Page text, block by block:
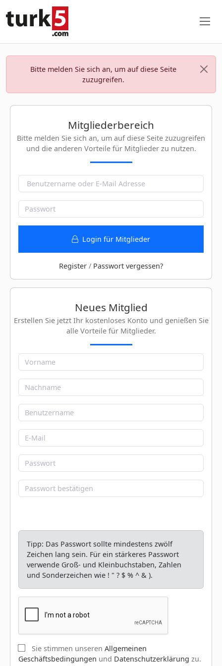
Bitte melden Sie sich an, um auf diese Seite
zuzugreifen.
Mitgliederbereich
Bitte melden Sie sich an, um auf diese Seite zuzugreifen
und die anderen Vorteile für Mitglieder zu nutzen.
Login für Mitglieder
Register / Passwort vergessen?
Neues Mitglied
Erstellen Sie jetzt Ihr kostenloses Konto und genießen Sie
alle Vorteile für Mitglieder.
Tipp: Das Passwort sollte mindestens zwölf
Zeichen lang sein. Für ein stärkeres Passwort
verwende Groß- und Kleinbuchstaben, Zahlen
und Sonderzeichen wie ! " ? $ % ^ & ).
Sie stimmen unseren Allgemeinen
Geschäftsbedingungen und Datenschutzerklärung zu.